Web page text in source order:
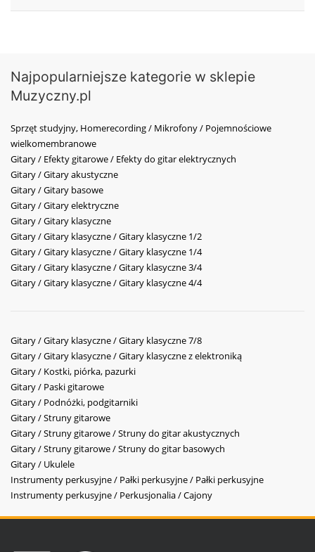
Najpopularniejsze kategorie w sklepie
Muzyczny.pl
Sprzęt studyjny, Homerecording / Mikrofony / Pojemnościowe
wielkomembranowe
Gitary / Efekty gitarowe / Efekty do gitar elektrycznych
Gitary / Gitary akustyczne
Gitary / Gitary basowe
Gitary / Gitary elektryczne
Gitary / Gitary klasyczne
Gitary / Gitary klasyczne / Gitary klasyczne 1/2
Gitary / Gitary klasyczne / Gitary klasyczne 1/4
Gitary / Gitary klasyczne / Gitary klasyczne 3/4
Gitary / Gitary klasyczne / Gitary klasyczne 4/4
Gitary / Gitary klasyczne / Gitary klasyczne 7/8
Gitary / Gitary klasyczne / Gitary klasyczne z elektroniką
Gitary / Kostki, piórka, pazurki
Gitary / Paski gitarowe
Gitary / Podnóżki, podgitarniki
Gitary / Struny gitarowe
Gitary / Struny gitarowe / Struny do gitar akustycznych
Gitary / Struny gitarowe / Struny do gitar basowych
Gitary / Ukulele
Instrumenty perkusyjne / Pałki perkusyjne / Pałki perkusyjne
Instrumenty perkusyjne / Perkusjonalia / Cajony